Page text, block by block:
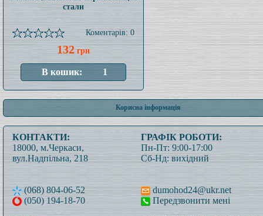
стали
Коментарів: 0
132 грн
Корисна інформація
КОНТАКТИ:
18000, м.Черкаси,
вул.Надпільна, 218
(068) 804-06-52
(050) 194-18-70
ГРАФІК РОБОТИ:
Пн-Пт: 9:00-17:00
Сб-Нд: вихідний
dumohod24@ukr.net
Передзвонити мені